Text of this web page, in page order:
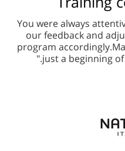
"You were always
our feedback and
program
just a beginning